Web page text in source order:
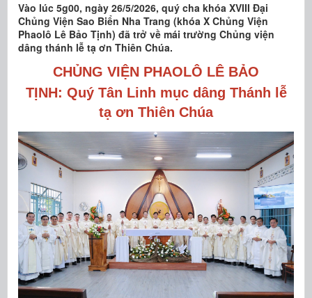
Vào lúc 5g00, ngày 26/5/2026, quý cha khóa XVIII Đại
Chủng Viện Sao Biển Nha Trang (khóa X Chủng Viện
Phaolô Lê Bảo Tịnh) đã trở về mái trường Chủng viện
dâng thánh lễ tạ ơn Thiên Chúa.
CHỦNG VIỆN PHAOLÔ LÊ BẢO
TỊNH: Quý Tân Linh mục dâng Thánh lễ
tạ ơn Thiên Chúa